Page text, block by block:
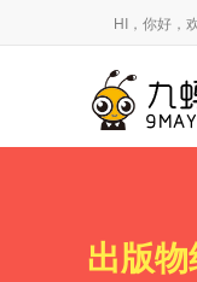
HI，你好，
出版